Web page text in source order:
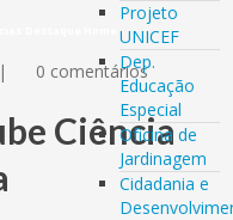
Projeto
UNICEF
Dep.
Educação
Especial
Oficina de
Jardinagem
Cidadania e
| 0 comentários
Ciência